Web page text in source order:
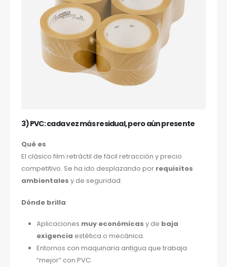
3) PVC: cada vez más residual, pero aún presente
Qué es
El clásico film retráctil de fácil retracción y precio
competitivo. Se ha ido desplazando por requisitos
ambientales y de seguridad.
Dónde brilla
Aplicaciones muy económicas y de baja
exigencia estética o mecánica.
Entornos con maquinaria antigua que trabaja
“mejor” con PVC.